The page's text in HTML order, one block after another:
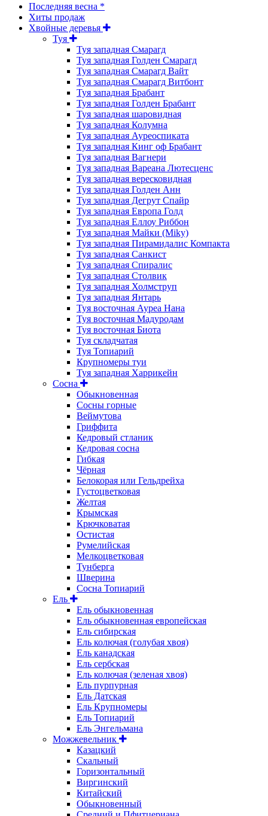
Последняя весна *
Хиты продаж
Хвойные деревья
Туя
Туя западная Смарагд
Туя западная Голден Смарагд
Туя западная Смарагд Вайт
Туя западная Смарагд Витбонт
Туя западная Брабант
Туя западная Голден Брабант
Туя западная шаровидная
Туя западная Колумна
Туя западная Ауреоспиката
Туя западная Кинг оф Брабант
Туя западная Вагнери
Туя западная Вареана Лютесценс
Туя западная вересковидная
Туя западная Голден Анн
Туя западная Дегрут Спайр
Туя западная Европа Голд
Туя западная Еллоу Риббон
Туя западная Майки (Miky)
Туя западная Пирамидалис Компакта
Туя западная Санкист
Туя западная Спиралис
Туя западная Столвик
Туя западная Холмструп
Туя западная Янтарь
Туя восточная Ауреа Нана
Туя восточная Мадуродам
Туя восточная Биота
Туя складчатая
Туя Топиарий
Крупномеры туи
Туя западная Харрикейн
Сосна
Обыкновенная
Сосны горные
Веймутова
Гриффита
Кедровый стланик
Кедровая сосна
Гибкая
Чёрная
Белокорая или Гельдрейха
Густоцветковая
Желтая
Крымская
Крючковатая
Остистая
Румелийская
Мелкоцветковая
Тунберга
Шверина
Сосна Топиарий
Ель
Ель обыкновенная
Ель обыкновенная европейская
Ель сибирская
Ель колючая (голубая хвоя)
Ель канадская
Ель сербская
Ель колючая (зеленая хвоя)
Ель пурпурная
Ель Датская
Ель Крупномеры
Ель Топиарий
Ель Энгельмана
Можжевельник
Казацкий
Скальный
Горизонтальный
Виргинский
Китайский
Обыкновенный